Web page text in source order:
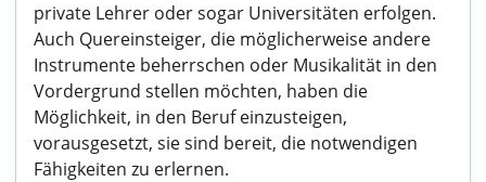
private Lehrer oder sogar Universitäten erfolgen.
Auch Quereinsteiger, die möglicherweise andere
Instrumente beherrschen oder Musikalität in den
Vordergrund stellen möchten, haben die
Möglichkeit, in den Beruf einzusteigen,
vorausgesetzt, sie sind bereit, die notwendigen
Fähigkeiten zu erlernen.